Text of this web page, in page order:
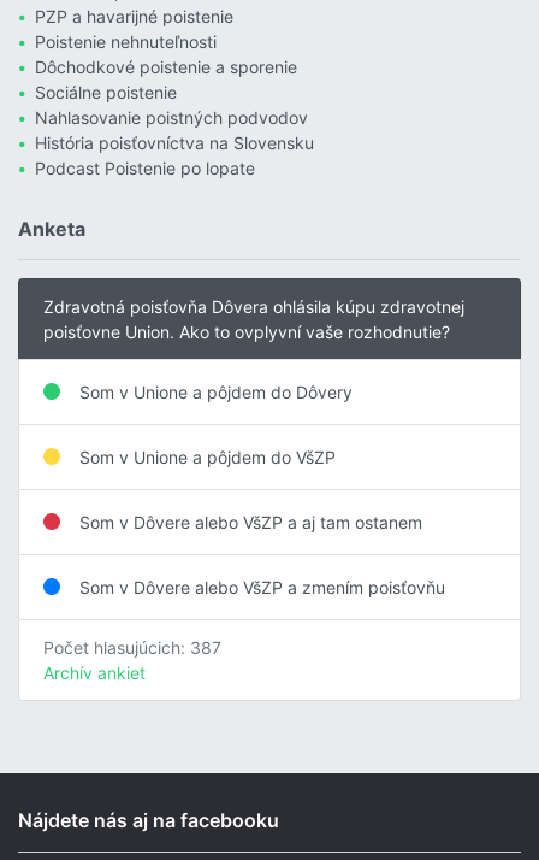
PZP a havarijné poistenie
Poistenie nehnuteľnosti
Dôchodkové poistenie a sporenie
Sociálne poistenie
Nahlasovanie poistných podvodov
História poisťovníctva na Slovensku
Podcast Poistenie po lopate
Anketa
Zdravotná poisťovňa Dôvera ohlásila kúpu zdravotnej
poisťovne Union. Ako to ovplyvní vaše rozhodnutie?
Som v Unione a pôjdem do Dôvery
Som v Unione a pôjdem do VšZP
Som v Dôvere alebo VšZP a aj tam ostanem
Som v Dôvere alebo VšZP a zmením poisťovňu
Počet hlasujúcich: 387
Archív ankiet
Nájdete nás aj na facebooku